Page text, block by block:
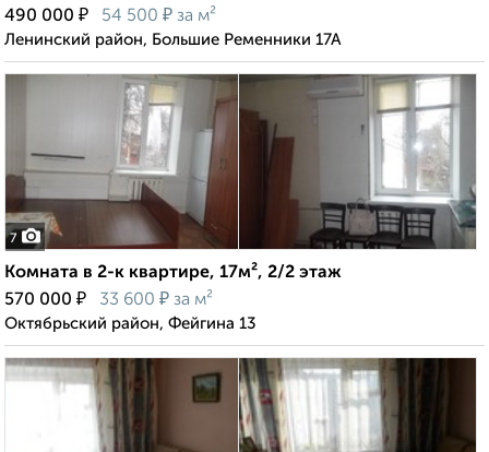
490 000 ₽ 54 500 ₽ за м²
Ленинский район, Большие Ременники 17А
7
Комната в 2-к квартире, 17м², 2/2 этаж
570 000 ₽ 33 600 ₽ за м²
Октябрьский район, Фейгина 13